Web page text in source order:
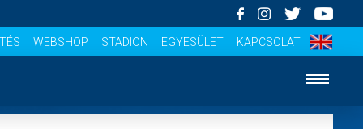
WEBSHOP STADION EGYESÜLET KAPCSOLAT